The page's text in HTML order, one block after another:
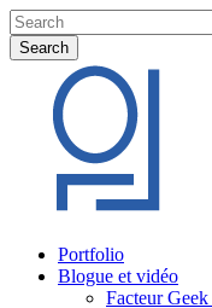
Skip
to
main
content
Search
Search
Menu
Portfolio
Blogue et vidéo
Facteur